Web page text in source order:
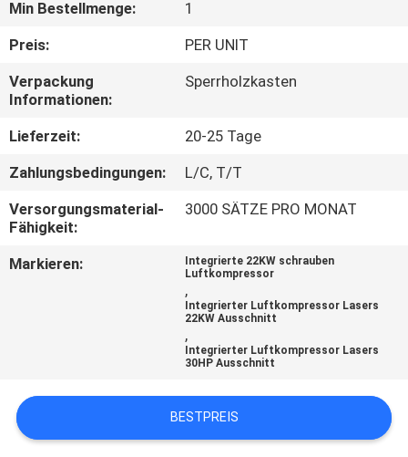
WERKSBESICHTIGUNG
QUALITÄTSKONTROLLE
KONTAKT
UNS
NEUIGKEITEN
POLICY
Min Bestellmenge:
1
Preis:
PER UNIT
Verpackung
Informationen:
Sperrholzkasten
Lieferzeit:
20-25 Tage
Zahlungsbedingungen:
L/C, T/T
Versorgungsmaterial-
Fähigkeit:
3000 SÄTZE PRO MONAT
Markieren:
Integrierte 22KW schrauben
Luftkompressor
,
Integrierter Luftkompressor Lasers
22KW Ausschnitt
,
Integrierter Luftkompressor Lasers
30HP Ausschnitt
BESTPREIS